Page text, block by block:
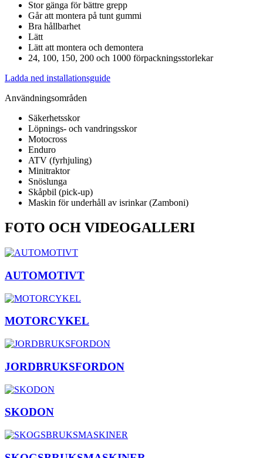
Stor gänga för bättre grepp
Går att montera på tunt gummi
Bra hållbarhet
Lätt
Lätt att montera och demontera
24, 100, 150, 200 och 1000 förpackningsstorlekar
Ladda ned installationsguide
Användningsområden
Säkerhetsskor
Löpnings- och vandringsskor
Motocross
Enduro
ATV (fyrhjuling)
Minitraktor
Snöslunga
Skåpbil (pick-up)
Maskin för underhåll av isrinkar (Zamboni)
FOTO OCH VIDEOGALLERI
AUTOMOTIVT
MOTORCYKEL
JORDBRUKSFORDON
SKODON